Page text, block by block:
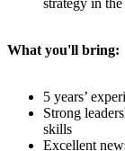
strategy in
What you'll bring:
5 years’
Strong
skills
Excellent